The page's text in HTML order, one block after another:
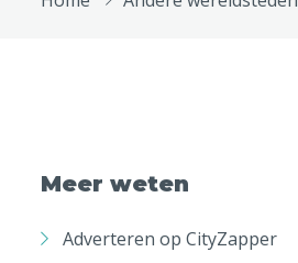
Meer weten
Adverteren op CityZapper